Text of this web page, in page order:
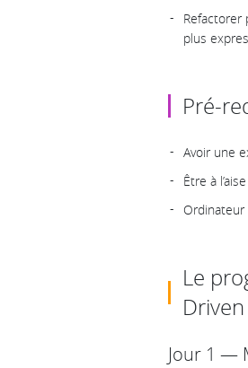
Refactorer
plus
Pré-
Avoir une
Être à
Le
Jour 1 —